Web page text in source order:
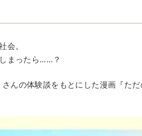
会。
まったら……？
んの体験談をもとにした漫画『た